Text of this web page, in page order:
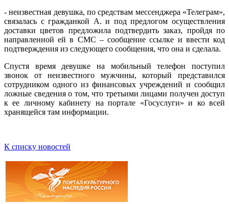
- неизвестная девушка, по средствам мессенджера «Телеграм»,
связалась с гражданкой А. и под предлогом осуществления
доставки цветов предложила подтвердить заказ, пройдя по
направленной ей в СМС – сообщение ссылке и ввести код
подтверждения из следующего сообщения, что она и сделала.
Спустя время девушке на мобильный телефон поступил
звонок от неизвестного мужчины, который представился
сотрудником одного из финансовых учреждений и сообщил
ложные сведения о том, что третьими лицами получен доступ
к ее личному кабинету на портале «Госуслуги» и ко всей
хранящейся там информации.
К списку новостей